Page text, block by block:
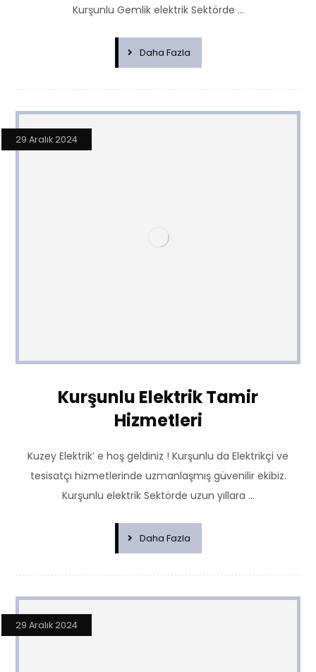
Kurşunlu Gemlik elektrik Sektörde ...
Daha Fazla
Kurşunlu Elektrik Tamir
Hizmetleri
29 Aralık 2024
Kuzey Elektrik’ e hoş geldiniz ! Kurşunlu da Elektrikçi ve
tesisatçı hizmetlerinde uzmanlaşmış güvenilir ekibiz.
Kurşunlu elektrik Sektörde uzun yıllara ...
Daha Fazla
29 Aralık 2024